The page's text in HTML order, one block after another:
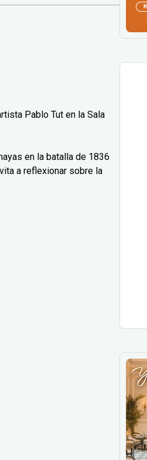
Pablo Tut en la Sala
en la batalla de 1836
a reflexionar sobre la